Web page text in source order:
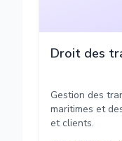
Droit des
Gestion des
maritimes et
et clients.